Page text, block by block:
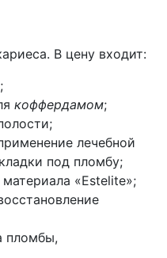
В цену входит:
коффердамом;
лечебной
под пломбу;
«Estelite»;
пломбы,